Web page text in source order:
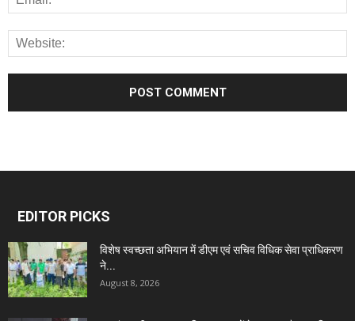
EDITOR PICKS
विशेष स्वच्छता अभियान में डीएम एवं सचिव विधिक सेवा प्राधिकरण
ने...
August 8, 2026